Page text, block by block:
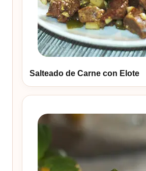
Salteado de Carne con Elote